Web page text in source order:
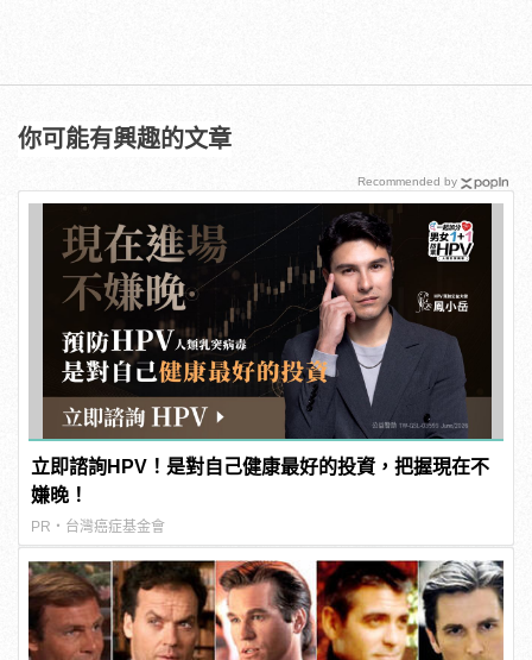
你可能有興趣的文章
立即諮詢HPV！是對自己健康最好的投資，把握現在不
嫌晚！
PR・台灣癌症基金會
Recommended by